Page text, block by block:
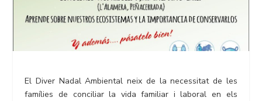
El Diver Nadal Ambiental neix de la necessitat de les
famílies de conciliar la vida familiar i laboral en els